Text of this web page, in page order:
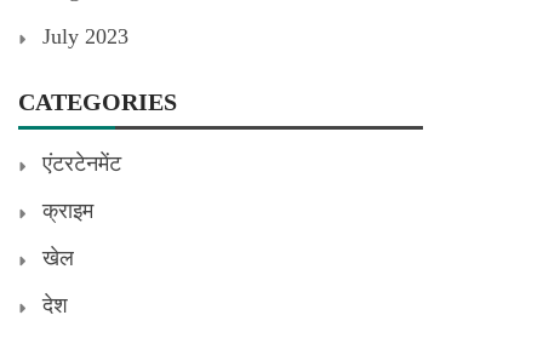
July 2023
CATEGORIES
एंटरटेनमेंट
क्राइम
खेल
देश